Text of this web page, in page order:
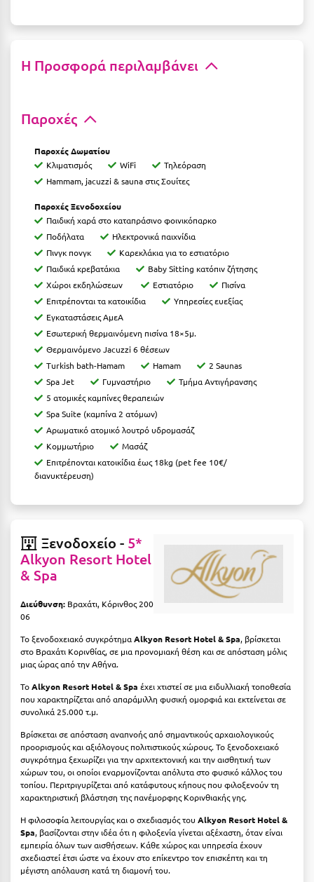
Λακωνία
Λεπτοκαρυά
Λέσβος
Λευκάδα
Λήμνος
Λίμνη Πλαστήρα
Λιτόχωρο
Λουτρά Πόζαρ
Λουτρά Υπάτης
Λουτράκι
Λούτσα
Μάνη
Μαραθώνας Αττικής
Μεθώνη
Μεσολόγγι
Μεσσηνία
Μέτσοβο
Μήλος
Μονεμβασιά
Μουζάκι
Μπάνσκο
Μπούκα Μεσσηνίας
Μύκονος
Μυστράς
Μυτιλήνη
Η Προσφορά περιλαμβάνει
Παροχές
Παροχές Δωματίου
Κλιματισμός
WiFi
Τηλεόραση
Hammam, jacuzzi & sauna στις Σουίτες
Παροχές Ξενοδοχείου
Παιδική χαρά στο καταπράσινο φοινικόπαρκο
Ποδήλατα
Ηλεκτρονικά παιχνίδια
Πινγκ πονγκ
Καρεκλάκια για το εστιατόριο
Παιδικά κρεβατάκια
Baby Sitting κατόπιν ζήτησης
Χώροι εκδηλώσεων
Εστιατόριο
Πισίνα
Επιτρέπονται τα κατοικίδια
Υπηρεσίες ευεξίας
Εγκαταστάσεις ΑμεΑ
Εσωτερική θερμαινόμενη πισίνα 18×5μ.
Θερμαινόμενo Jacuzzi 6 θέσεων
Turkish bath-Hamam
Hamam
2 Saunas
Spa Jet
Γυμναστήριο
Τμήμα Αντιγήρανσης
5 ατομικές καμπίνες θεραπειών
Spa Suite (καμπίνα 2 ατόμων)
Αρωματικό ατομικό λουτρό υδρομασάζ
Κομμωτήριο
Μασάζ
Επιτρέπονται κατοικίδια έως 18kg (pet fee 10€/
διανυκτέρευση)
Ξενοδοχείο - 5*
Alkyon Resort Hotel
& Spa
Διεύθυνση: Βραχάτι, Κόρινθος 200
06
Το ξενοδοχειακό συγκρότημαAlkyon Resort Hotel & Spa, βρίσκεται
στο Βραχάτι Κορινθίας, σε μια προνομιακή θέση και σε απόσταση μόλις
μιας ώρας από την Αθήνα.
ΤοAlkyon Resort Hotel & Spa έχει χτιστεί σε μια ειδυλλιακή τοποθεσία
που χαρακτηρίζεται από απαράμιλλη φυσική ομορφιά και εκτείνεται σε
συνολικά 25.000 τ.μ.
Βρίσκεται σε απόσταση αναπνοής από σημαντικούς αρχαιολογικούς
προορισμούς και αξιόλογους πολιτιστικούς χώρους. Το ξενοδοχειακό
συγκρότημα ξεχωρίζει για την αρχιτεκτονική και την αισθητική των
χώρων του, οι οποίοι εναρμονίζονται απόλυτα στο φυσικό κάλλος του
τοπίου. Περιτριγυρίζεται από κατάφυτους κήπους που φιλοξενούν τη
χαρακτηριστική βλάστηση της πανέμορφης Κορινθιακής γης.
Η φιλοσοφία λειτουργίας και ο σχεδιασμός του Alkyon Resort Hotel &
Spa, βασίζονται στην ιδέα ότι η φιλοξενία γίνεται αξέχαστη, όταν είναι
εμπειρία όλων των αισθήσεων. Κάθε χώρος και υπηρεσία έχουν
σχεδιαστεί έτσι ώστε να έχουν στο επίκεντρο τον επισκέπτη και τη
μέγιστη απόλαυση κατά τη διαμονή του.